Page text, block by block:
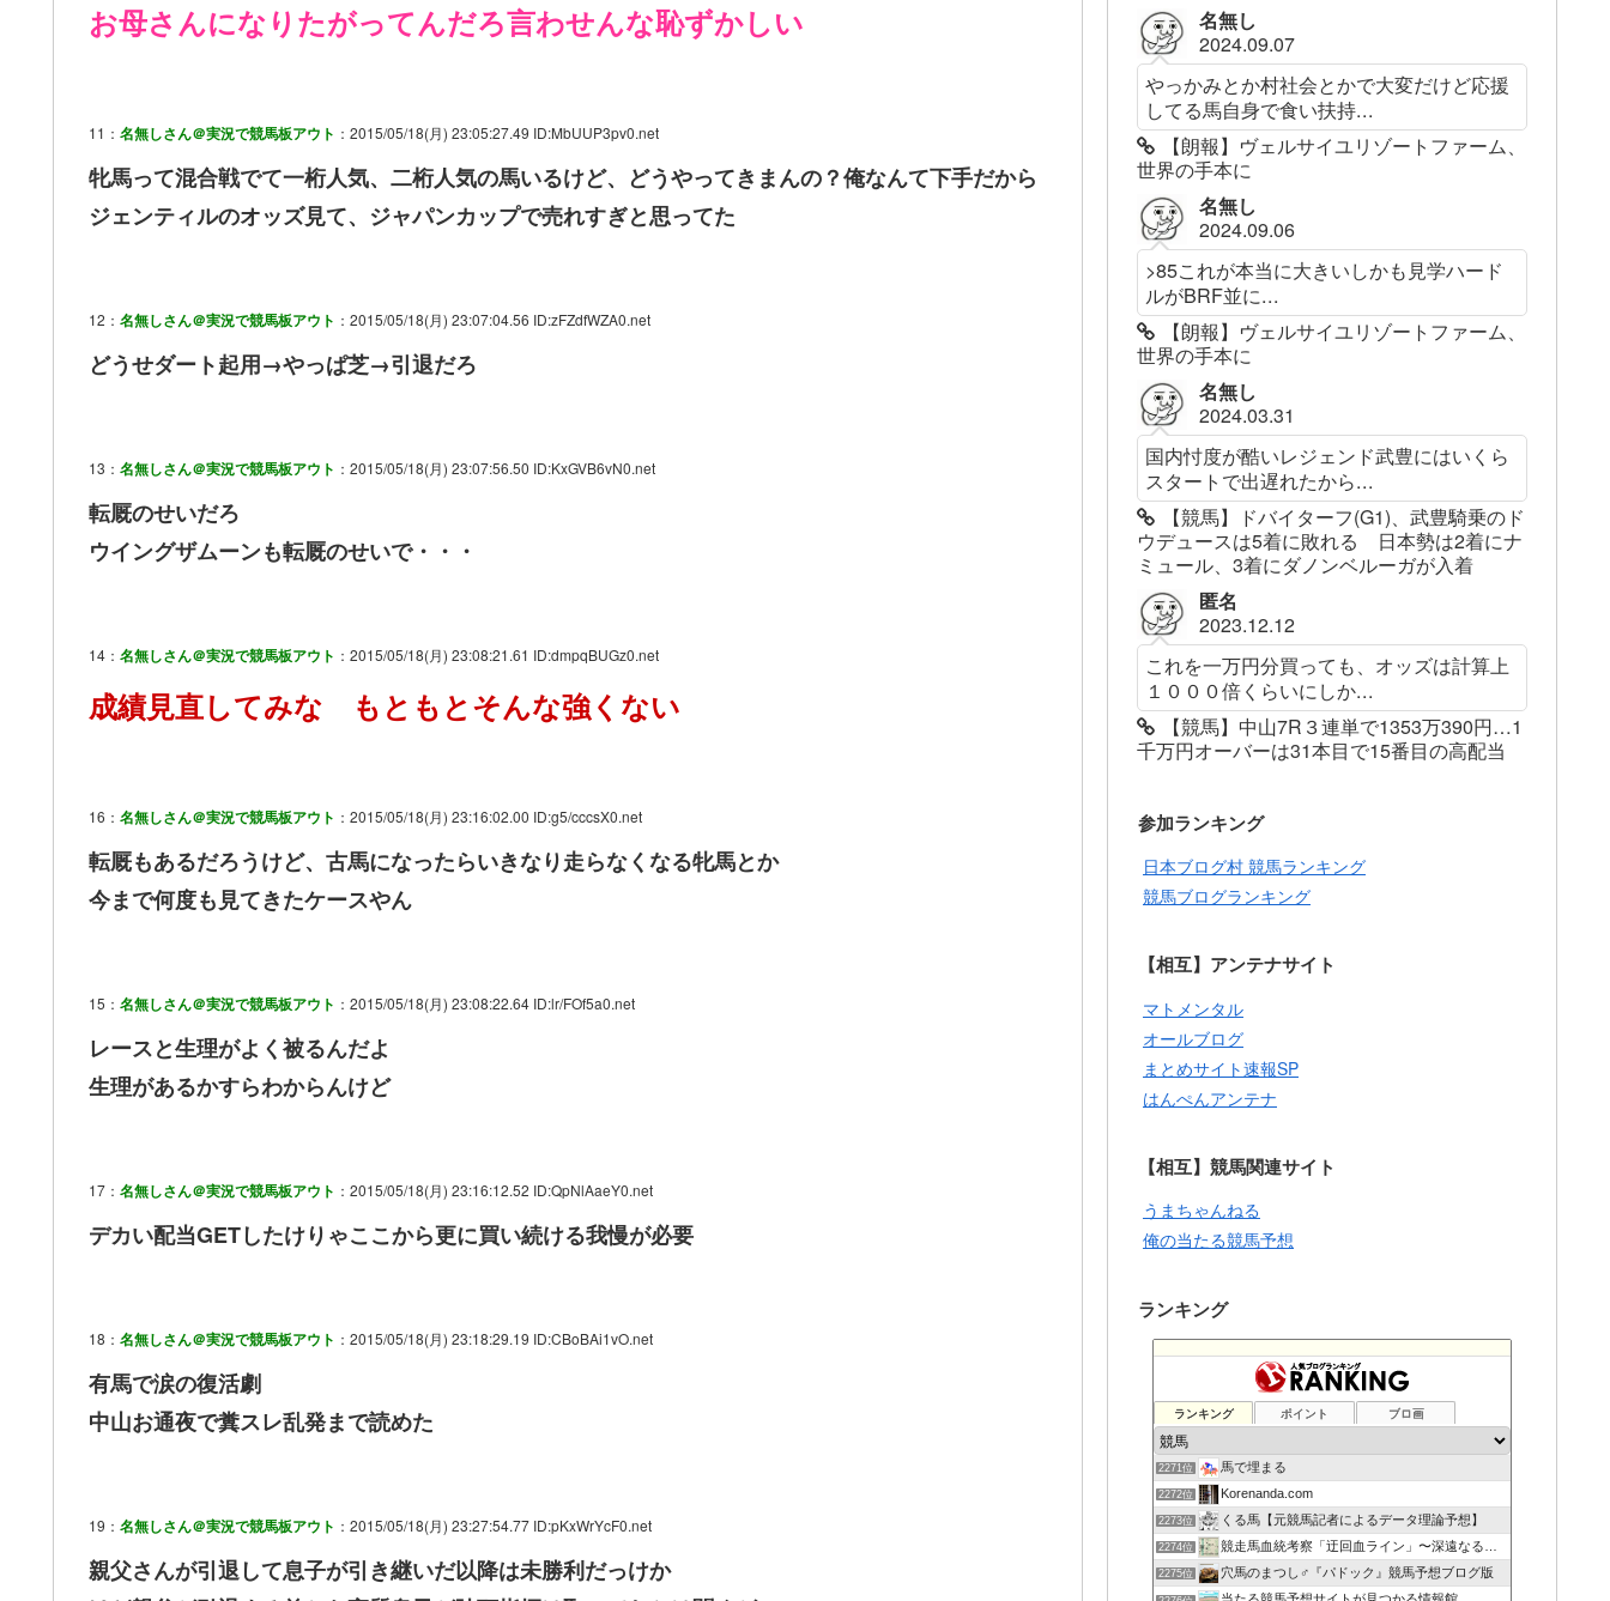
お母さんになりたがってんだろ言わせんな恥ずかしい
11： 名無しさん＠実況で競馬板アウト ：2015/05/18(月) 23:05:27.49 ID:MbUUP3pv0.net
牝馬って混合戦でて一桁人気、二桁人気の馬いるけど、どうやってきまんの？俺なんて下手だから
ジェンティルのオッズ見て、ジャパンカップで売れすぎと思ってた
12： 名無しさん＠実況で競馬板アウト ：2015/05/18(月) 23:07:04.56 ID:zFZdfWZA0.net
どうせダート起用→やっぱ芝→引退だろ
13： 名無しさん＠実況で競馬板アウト ：2015/05/18(月) 23:07:56.50 ID:KxGVB6vN0.net
転厩のせいだろ
ウイングザムーンも転厩のせいで・・・
14： 名無しさん＠実況で競馬板アウト ：2015/05/18(月) 23:08:21.61 ID:dmpqBUGz0.net
成績見直してみな もともとそんな強くない
16： 名無しさん＠実況で競馬板アウト ：2015/05/18(月) 23:16:02.00 ID:g5/cccsX0.net
転厩もあるだろうけど、古馬になったらいきなり走らなくなる牝馬とか
今まで何度も見てきたケースやん
15： 名無しさん＠実況で競馬板アウト ：2015/05/18(月) 23:08:22.64 ID:lr/FOf5a0.net
レースと生理がよく被るんだよ
生理があるかすらわからんけど
17： 名無しさん＠実況で競馬板アウト ：2015/05/18(月) 23:16:12.52 ID:QpNlAaeY0.net
デカい配当GETしたけりゃここから更に買い続ける我慢が必要
18： 名無しさん＠実況で競馬板アウト ：2015/05/18(月) 23:18:29.19 ID:CBoBAi1vO.net
有馬で涙の復活劇
中山お通夜で糞スレ乱発まで読めた
19： 名無しさん＠実況で競馬板アウト ：2015/05/18(月) 23:27:54.77 ID:pKxWrYcF0.net
親父さんが引退して息子が引き継いだ以降は未勝利だっけか
名無し
2024.09.07
やっかみとか村社会とかで大変だけど応援
してる馬自身で食い扶持...
【朗報】ヴェルサイユリゾートファーム、
世界の手本に
名無し
2024.09.06
>85これが本当に大きいしかも見学ハード
ルがBRF並に...
【朗報】ヴェルサイユリゾートファーム、
世界の手本に
名無し
2024.03.31
国内忖度が酷いレジェンド武豊にはいくら
スタートで出遅れたから...
【競馬】ドバイターフ(G1)、武豊騎乗のド
ウデュースは5着に敗れる 日本勢は2着にナ
ミュール、3着にダノンベルーガが入着
匿名
2023.12.12
これを一万円分買っても、オッズは計算上
１０００倍くらいにしか...
【競馬】中山7R３連単で1353万390円…1
千万円オーバーは31本目で15番目の高配当
参加ランキング
日本ブログ村 競馬ランキング
競馬ブログランキング
【相互】アンテナサイト
マトメンタル
オールブログ
まとめサイト速報SP
はんぺんアンテナ
【相互】競馬関連サイト
うまちゃんねる
俺の当たる競馬予想
ランキング
ランキング ポイント ブロ画
2271位 馬で埋まる
2272位 Korenanda.com
2273位 くる馬【元競馬記者によるデータ理論予想】
2274位 競走馬血統考察「迂回血ライン」〜深遠なる血の連鎖〜
2275位 穴馬のまつし♂『パドック』競馬予想ブログ版